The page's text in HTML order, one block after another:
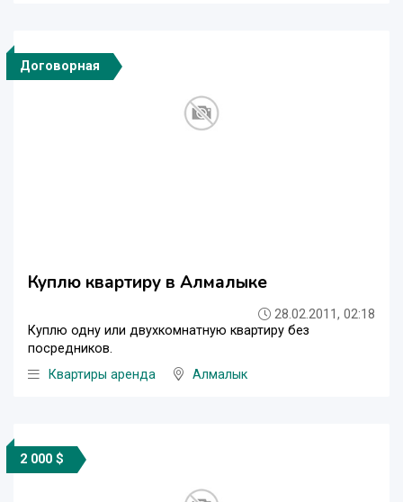
Договорная
Куплю квартиру в Алмалыке
28.02.2011, 02:18
Куплю одну или двухкомнатную квартиру без
посредников.
Квартиры аренда
Алмалык
2 000 $